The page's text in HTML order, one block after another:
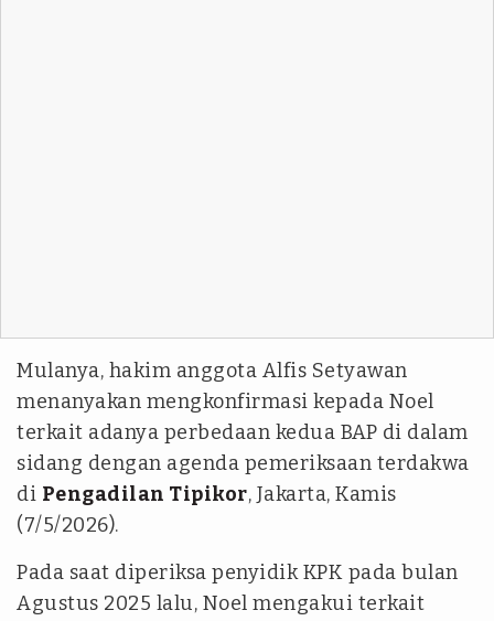
Mulanya, hakim anggota Alfis Setyawan
menanyakan mengkonfirmasi kepada Noel
terkait adanya perbedaan kedua BAP di dalam
sidang dengan agenda pemeriksaan terdakwa
di Pengadilan Tipikor, Jakarta, Kamis
(7/5/2026).
Pada saat diperiksa penyidik KPK pada bulan
Agustus 2025 lalu, Noel mengakui terkait